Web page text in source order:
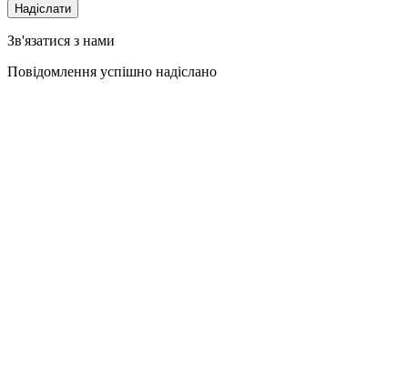
Надіслати
Зв'язатися з нами
Повідомлення успішно надіслано